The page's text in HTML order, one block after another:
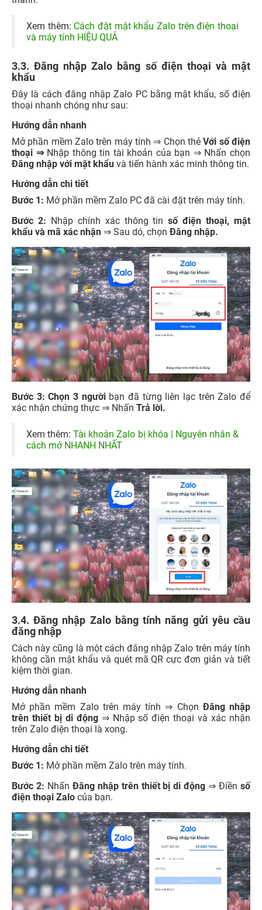
Xem thêm: Cách đặt mật khẩu Zalo trên điện thoại
và máy tính HIỆU QUẢ
3.3. Đăng nhập Zalo bằng số điện thoại và mật
khẩu
Đây là cách đăng nhập Zalo PC bằng mật khẩu, số điện
thoại nhanh chóng như sau:
Hướng dẫn nhanh
Mở phần mềm Zalo trên máy tính ⇒ Chọn thẻVới số điện
thoại ⇒ Nhập thông tin tài khoản của bạn ⇒ Nhấn chọn
Đăng nhập với mật khẩu và tiến hành xác minh thông tin.
Hướng dẫn chi tiết
Bước 1: Mở phần mềm Zalo PC đã cài đặt trên máy tính.
Bước 2: Nhập chính xác thông tinsố điện thoại, mật
khẩu và mã xác nhận ⇒ Sau dó, chọnĐăng nhập.
Bước 3: Chọn 3 người bạn đã từng liên lạc trên Zalo để
xác nhận chứng thực ⇒ Nhấn Trả lời.
Xem thêm:Tài khoản Zalo bị khóa | Nguyên nhân &
cách mở NHANH NHẤT
3.4. Đăng nhập Zalo bằng tính năng gửi yêu cầu
đăng nhập
Cách này cũng là một cách đăng nhập Zalo trên máy tính
không cần mật khẩu và quét mã QR cực đơn giản và tiết
kiệm thời gian.
Hướng dẫn nhanh
Mở phần mềm Zalo trên máy tính ⇒ Chọn Đăng nhập
trên thiết bị di động ⇒ Nhập số điện thoại và xác nhận
trên Zalo điện thoại là xong.
Hướng dẫn chi tiết
Bước 1: Mở phần mềm Zalo trên máy tính.
Bước 2: NhấnĐăng nhập trên thiết bị di động ⇒ Điềnsố
điện thoại Zalo của bạn.